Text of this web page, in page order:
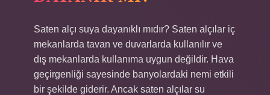
Saten alçı suya dayanıklı mıdır? Saten alçılar iç
mekanlarda tavan ve duvarlarda kullanılır ve
dış mekanlarda kullanıma uygun değildir. Hava
geçirgenliği sayesinde banyolardaki nemi etkili
bir şekilde giderir. Ancak saten alçılar su